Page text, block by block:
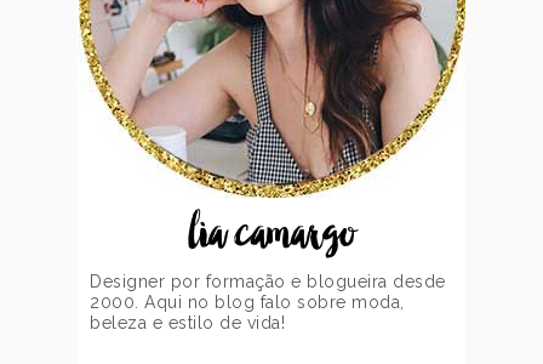
lia camargo
Designer por formação e blogueira desde
2000. Aqui no blog falo sobre moda,
beleza e estilo de vida!